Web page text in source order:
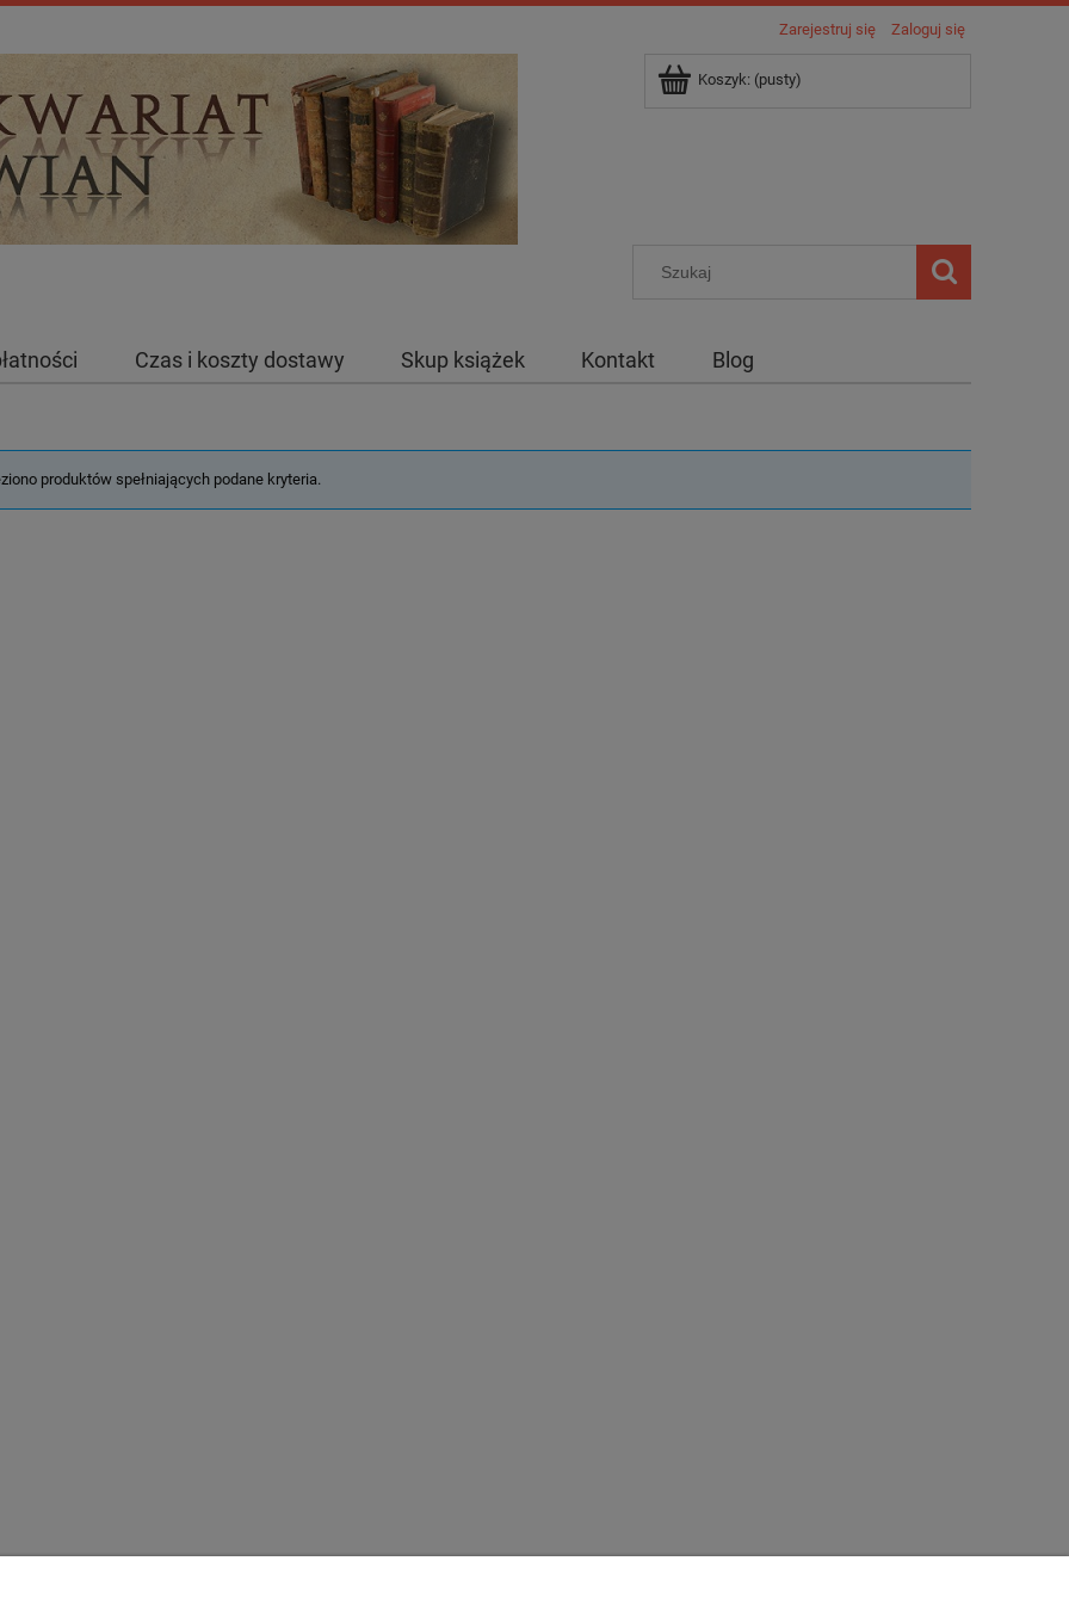
Zarejestruj się Zaloguj się
Koszyk: (pusty)
Czas i koszty dostawy Skup książek Kontakt Blog
produktów spełniających podane kryteria.